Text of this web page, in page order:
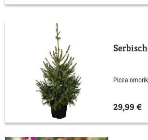
Picea
29,99 €